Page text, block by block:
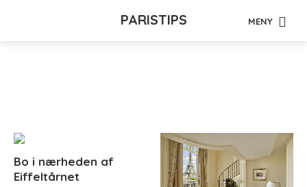
PARISTIPS MENY
Bo i nærheden af
Eiffeltårnet